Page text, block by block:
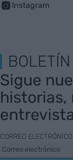
Instagram
BOLETÍN
Sigue
historias,
CORREO ELECTRÓNICO